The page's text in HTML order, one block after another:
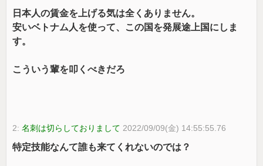
日本人の賃金を上げる気は全くありません。
安いベトナム人を使って、この国を発展途上国にしま
す。
こういう輩を叩くべきだろ
2:名刺は切らしておりまして 2022/09/09(金) 14:55:55.76
特定技能なんて誰も来てくれないのでは？